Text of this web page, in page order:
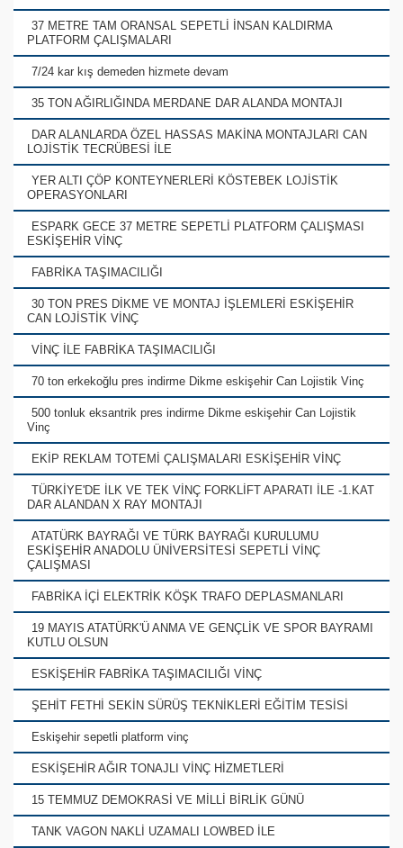
37 METRE TAM ORANSAL SEPETLİ İNSAN KALDIRMA
PLATFORM ÇALIŞMALARI
7/24 kar kış demeden hizmete devam
35 TON AĞIRLIĞINDA MERDANE DAR ALANDA MONTAJI
DAR ALANLARDA ÖZEL HASSAS MAKİNA MONTAJLARI CAN
LOJİSTİK TECRÜBESİ İLE
YER ALTI ÇÖP KONTEYNERLERİ KÖSTEBEK LOJİSTİK
OPERASYONLARI
ESPARK GECE 37 METRE SEPETLİ PLATFORM ÇALIŞMASI
ESKİŞEHİR VİNÇ
FABRİKA TAŞIMACILIĞI
30 TON PRES DİKME VE MONTAJ İŞLEMLERİ ESKİŞEHİR
CAN LOJİSTİK VİNÇ
VİNÇ İLE FABRİKA TAŞIMACILIĞI
70 ton erkekoğlu pres indirme Dikme eskişehir Can Lojistik Vinç
500 tonluk eksantrik pres indirme Dikme eskişehir Can Lojistik
Vinç
EKİP REKLAM TOTEMİ ÇALIŞMALARI ESKİŞEHİR VİNÇ
TÜRKİYE'DE İLK VE TEK VİNÇ FORKLİFT APARATI İLE -1.KAT
DAR ALANDAN X RAY MONTAJI
ATATÜRK BAYRAĞI VE TÜRK BAYRAĞI KURULUMU
ESKİŞEHİR ANADOLU ÜNİVERSİTESİ SEPETLİ VİNÇ
ÇALIŞMASI
FABRİKA İÇİ ELEKTRİK KÖŞK TRAFO DEPLASMANLARI
19 MAYIS ATATÜRK'Ü ANMA VE GENÇLİK VE SPOR BAYRAMI
KUTLU OLSUN
ESKİŞEHİR FABRİKA TAŞIMACILIĞI VİNÇ
ŞEHİT FETHİ SEKİN SÜRÜŞ TEKNİKLERİ EĞİTİM TESİSİ
Eskişehir sepetli platform vinç
ESKİŞEHİR AĞIR TONAJLI VİNÇ HİZMETLERİ
15 TEMMUZ DEMOKRASİ VE MİLLİ BİRLİK GÜNÜ
TANK VAGON NAKLİ UZAMALI LOWBED İLE